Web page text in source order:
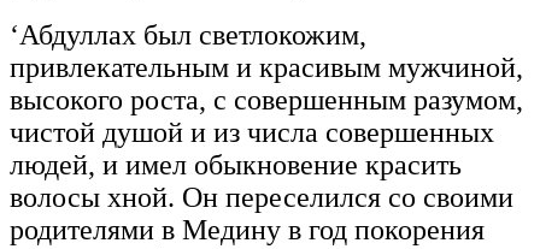
‘Абдуллах был светлокожим,
привлекательным и красивым мужчиной,
высокого роста, с совершенным разумом,
чистой душой и из числа совершенных
людей, и имел обыкновение красить
волосы хной. Он переселился со своими
родителями в Медину в год покорения